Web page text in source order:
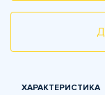
ХАРАКТЕРИСТИКА